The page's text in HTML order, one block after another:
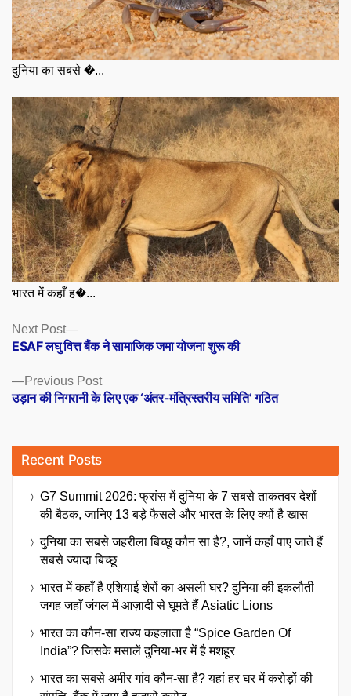
दुनिया का सबसे �...
भारत में कहाँ ह�...
Posts
navigation
Previous PostPrevious
post:
उड़ान की निगरानी के लिए एक ‘अंतर-मंत्रिस्तरीय समिति’ गठित
Next Post
Next
post:
ESAF लघु वित्त बैंक ने सामाजिक जमा योजना शुरू की
Recent Posts
G7 Summit 2026: फ्रांस में दुनिया के 7 सबसे ताकतवर देशों
की बैठक, जानिए 13 बड़े फैसले और भारत के लिए क्यों है खास
दुनिया का सबसे जहरीला बिच्छू कौन सा है?, जानें कहाँ पाए जाते हैं
सबसे ज्यादा बिच्छू
भारत में कहाँ है एशियाई शेरों का असली घर? दुनिया की इकलौती
जगह जहाँ जंगल में आज़ादी से घूमते हैं Asiatic Lions
भारत का कौन-सा राज्य कहलाता है “Spice Garden Of
India”? जिसके मसालें दुनिया-भर में है मशहूर
भारत का सबसे अमीर गांव कौन-सा है? यहां हर घर में करोड़ों की